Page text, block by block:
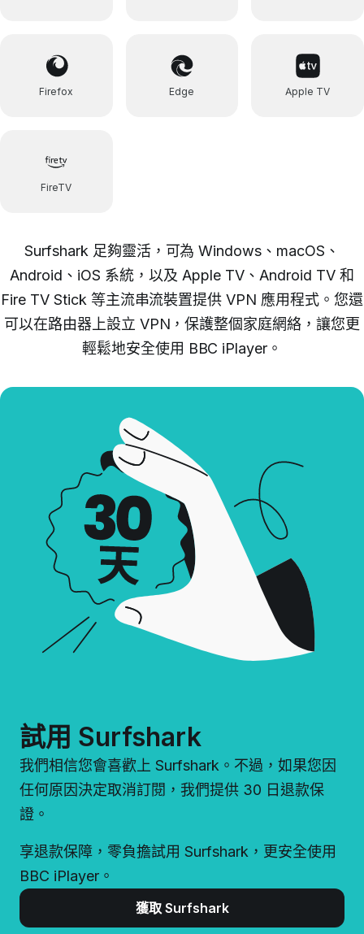
Firefox Edge Apple TV
FireTV
Surfshark 足夠靈活，可為 Windows、macOS、
Android、iOS 系統，以及 Apple TV、Android TV 和
Fire TV Stick 等主流串流裝置提供 VPN 應用程式。您還
可以在路由器上設立 VPN，保護整個家庭網絡，讓您更
輕鬆地安全使用 BBC iPlayer。
試用 Surfshark
我們相信您會喜歡上 Surfshark。不過，如果您因
任何原因決定取消訂閱，我們提供 30 日退款保
證。
享退款保障，零負擔試用 Surfshark，更安全使用
BBC iPlayer。
獲取 Surfshark